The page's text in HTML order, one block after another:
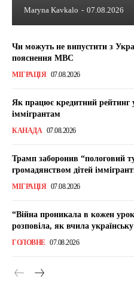
Maryna Kavkalo - 07.08.2026
Чи можуть не випустити з
пояснення МВС
МІГРАЦІЯ 07.08.2026
Як працює кредитний рейтинг
іммігрантам
КАНАДА 07.08.2026
Трамп заборонив “пологовий
громадянством дітей
МІГРАЦІЯ 07.08.2026
“Війна проникала в кожен
розповіла, як вчила українську
ГОЛОВНЕ 07.08.2026